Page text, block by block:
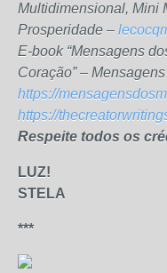
Multidimensional, Mini
Prosperidade –
E-book “Mensagens
Coração” –
https://
https://
Respeite todos os
LUZ!
STELA
***